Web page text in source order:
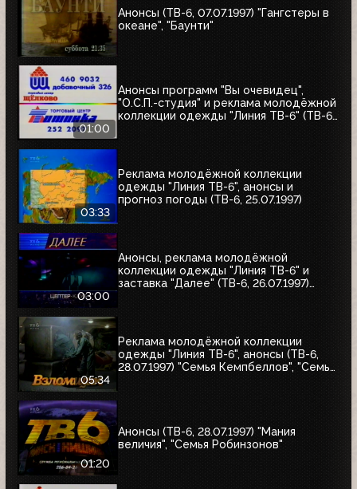
Анонсы (ТВ-6, 07.07.1997) "Гангстеры в
океане", "Баунти"
01:00
Анонсы программ "Вы очевидец",
"О.С.П.-студия" и реклама молодёжной
коллекции одежды "Линия ТВ-6" (ТВ-6,
03:33
Реклама молодёжной коллекции
одежды "Линия ТВ-6", анонсы и
прогноз погоды (ТВ-6, 25.07.1997)
03:00
Анонсы, реклама молодёжной
коллекции одежды "Линия ТВ-6" и
заставка "Далее" (ТВ-6, 26.07.1997)
05:34
Реклама молодёжной коллекции
одежды "Линия ТВ-6", анонсы (ТВ-6,
28.07.1997) "Семья Кемпбеллов", "Семья
01:20
Анонсы (ТВ-6, 28.07.1997) "Мания
величия", "Семья Робинзонов"